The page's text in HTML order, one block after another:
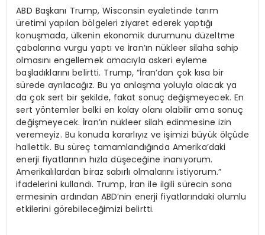
ABD Başkanı Trump, Wisconsin eyaletinde tarım
üretimi yapılan bölgeleri ziyaret ederek yaptığı
konuşmada, ülkenin ekonomik durumunu düzeltme
çabalarına vurgu yaptı ve İran’ın nükleer silaha sahip
olmasını engellemek amacıyla askeri eyleme
başladıklarını belirtti. Trump, “İran’dan çok kısa bir
sürede ayrılacağız. Bu ya anlaşma yoluyla olacak ya
da çok sert bir şekilde, fakat sonuç değişmeyecek. En
sert yöntemler belki en kolay olanı olabilir ama sonuç
değişmeyecek. İran’ın nükleer silah edinmesine izin
veremeyiz. Bu konuda kararlıyız ve işimizi büyük ölçüde
hallettik. Bu süreç tamamlandığında Amerika’daki
enerji fiyatlarının hızla düşeceğine inanıyorum.
Amerikalılardan biraz sabırlı olmalarını istiyorum.”
ifadelerini kullandı. Trump, İran ile ilgili sürecin sona
ermesinin ardından ABD’nin enerji fiyatlarındaki olumlu
etkilerini görebileceğimizi belirtti.